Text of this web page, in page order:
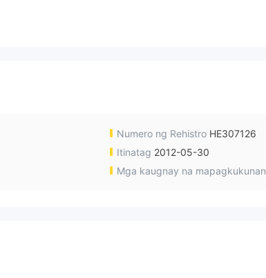
Numero ng Rehistro HE307126
Itinatag 2012-05-30
Mga kaugnay na mapagkukunan